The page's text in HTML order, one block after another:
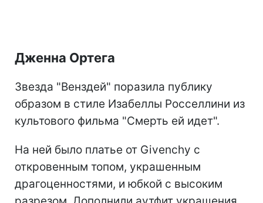
Дженна Ортега
Звезда "Венздей" поразила публику
образом в стиле Изабеллы Росселлини из
культового фильма "Смерть ей идет".
На ней было платье от Givenchy с
откровенным топом, украшенным
драгоценностями, и юбкой с высоким